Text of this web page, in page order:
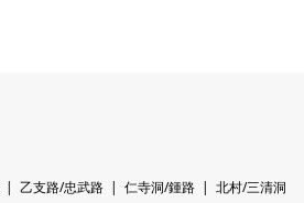
乙支路/忠武路 仁寺洞/鍾路
北村/三清洞